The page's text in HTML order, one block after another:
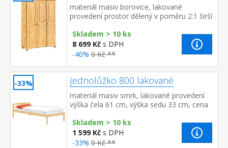
materiál masiv borovice, lakované
provedení prostor dělený v poměru 2:1 širší
police do...
Skladem > 10 ks
8 699 Kč s DPH
-40% 0 Kč **
-33% Jednolůžko 800 lakované
materiál masiv smrk, lakované provedení
výška čela 61 cm, výška sedu 33 cm, cena
matrace 90 × 200 cm (M2, M5, M9...
Skladem > 10 ks
1 599 Kč s DPH
-33% 0 Kč **